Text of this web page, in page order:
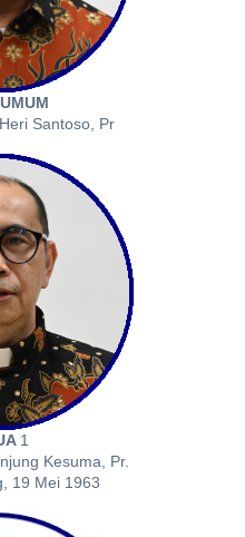
Santoso, Pr
1
Kesuma, Pr.
19 Mei 1963